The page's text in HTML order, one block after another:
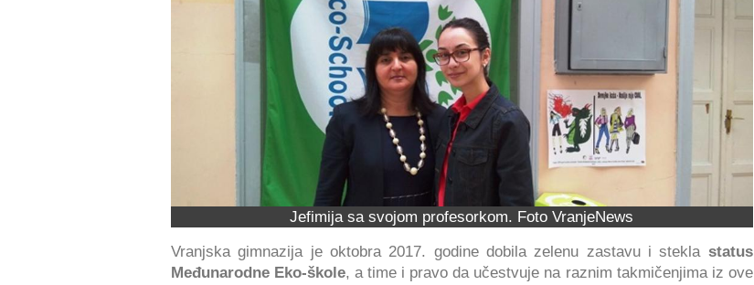
Jefimija sa svojom profesorkom. Foto VranjeNews
Vranjska gimnazija je oktobra 2017. godine dobila zelenu zastavu i stekla status
Međunarodne Eko-škole, a time i pravo da učestvuje na raznim takmičenjima iz ove